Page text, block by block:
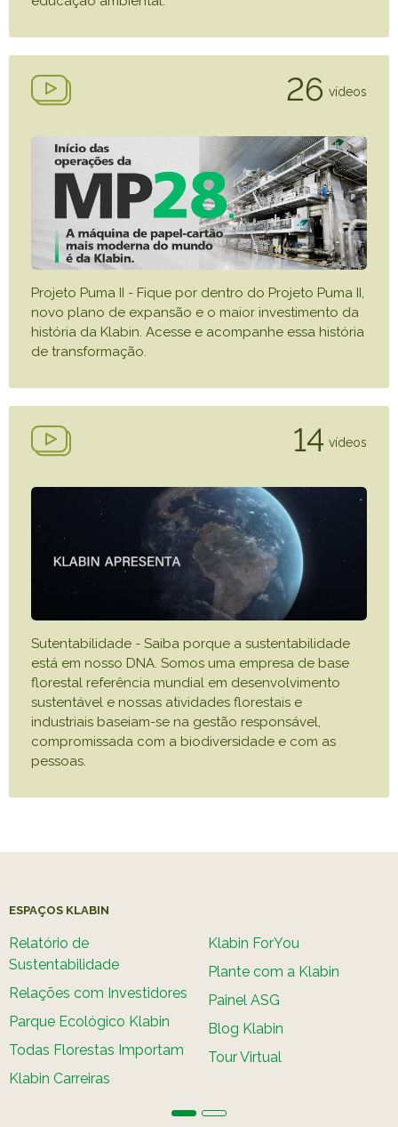
26 vídeos
Projeto Puma II - Fique por dentro do Projeto Puma II,
novo plano de expansão e o maior investimento da
história da Klabin. Acesse e acompanhe essa história
de transformação.
14 vídeos
Sutentabilidade - Saiba porque a sustentabilidade
está em nosso DNA. Somos uma empresa de base
florestal referência mundial em desenvolvimento
sustentável e nossas atividades florestais e
industriais baseiam-se na gestão responsável,
compromissada com a biodiversidade e com as
pessoas.
ESPAÇOS KLABIN
Relatório de
Sustentabilidade
Relações com Investidores
Parque Ecológico Klabin
Todas Florestas Importam
Klabin Carreiras
Klabin ForYou
Plante com a Klabin
Painel ASG
Blog Klabin
Tour Virtual